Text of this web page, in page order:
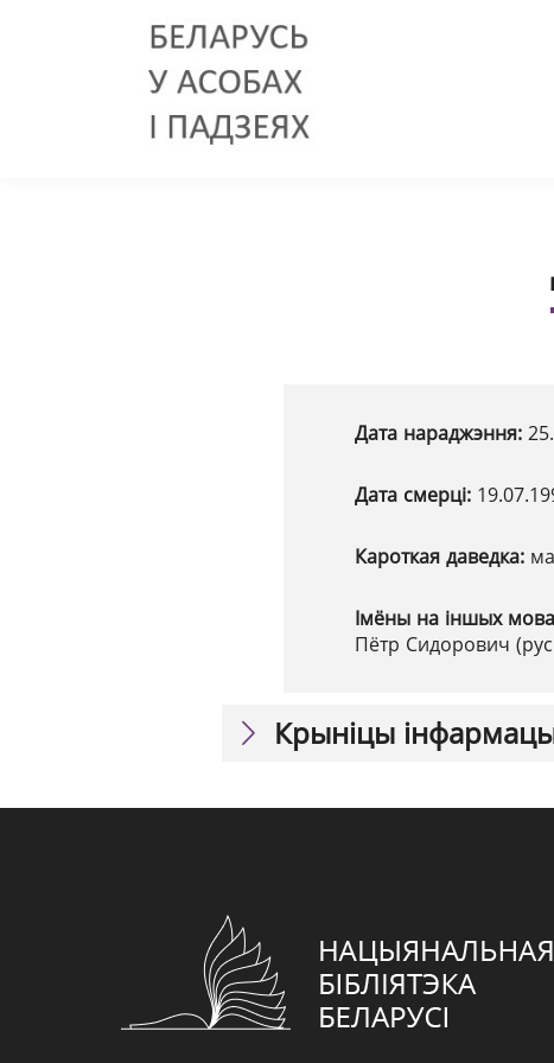
Дата нараджэння:
Дата смерці:
Кароткая даведка:
Імёны на іншых
Пётр Сидорович
Крыніцы